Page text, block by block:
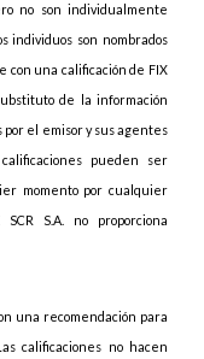
no son individualmente
individuos son nombrados
con una calificación de FIX
de la información
el emisor y sus agentes
pueden ser
momento por cualquier
S.A. no proporciona
una recomendación para
calificaciones no hacen